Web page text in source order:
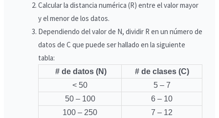
Calcular la distancia numérica (R) entre el valor mayor
y el menor de los datos.
Dependiendo del valor de N, dividir R en un número de
datos de C que puede ser hallado en la siguiente
tabla:
# de datos (N)
# de clases (C)
< 50
5 – 7
50 – 100
6 – 10
100 – 250
7 – 12